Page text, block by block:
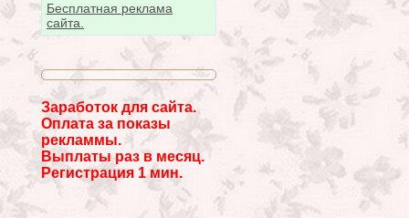
Бесплатная реклама
сайта.
Заработок для сайта.
Оплата за показы
рекламмы.
Выплаты раз в месяц.
Регистрация 1 мин.